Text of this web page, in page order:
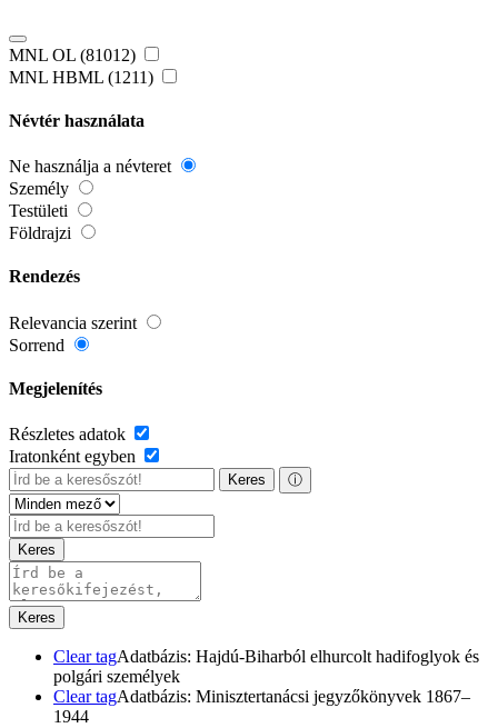
MNL OL (81012)
MNL HBML (1211)
Névtér használata
Ne használja a névteret
Személy
Testületi
Földrajzi
Rendezés
Relevancia szerint
Sorrend
Megjelenítés
Részletes adatok
Iratonként egyben
Keres ⓘ
Keres
Keres
Clear tagAdatbázis: Hajdú-Biharból elhurcolt hadifoglyok és
polgári személyek
Clear tagAdatbázis: Minisztertanácsi jegyzőkönyvek 1867–
1944